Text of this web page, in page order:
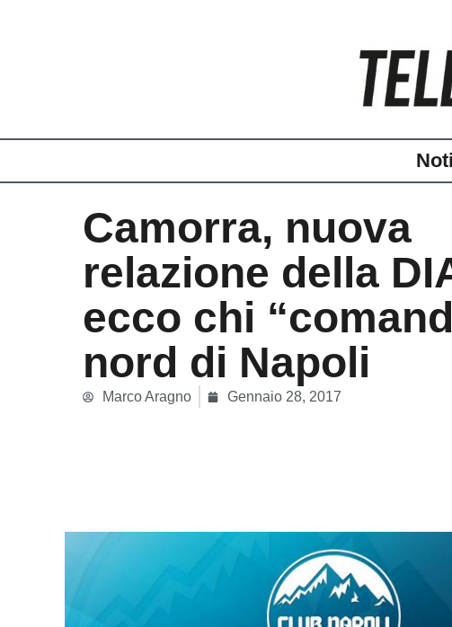
Camorra, nuova
relazione della
ecco chi
nord di Napoli
Marco Aragno Gennaio 28, 2017